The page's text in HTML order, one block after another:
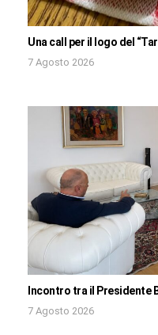
Una call per il logo del
7 Agosto 2026
Incontro tra il Presidente
7 Agosto 2026